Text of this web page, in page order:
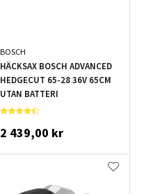
BOSCH
HÄCKSAX BOSCH ADVANCED
HEDGECUT 65-28 36V 65CM
UTAN BATTERI
2 439,00 kr